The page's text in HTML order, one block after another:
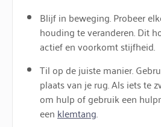
Blijf in beweging. Probeer
houding te veranderen. Dit
actief en voorkomt stijfheid.
Til op de juiste manier.
plaats van je rug. Als iets te
om hulp of gebruik een
een klemtang.